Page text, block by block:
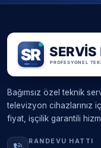
Bağımsız özel teknik
televizyon cihazlarınız
fiyat, işçilik garantili
RANDEVU HATTI